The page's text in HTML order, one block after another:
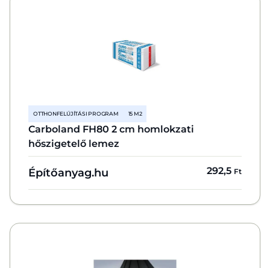
OTTHONFELÚJÍTÁSI PROGRAM 15 M2
Carboland FH80 2 cm homlokzati
hőszigetelő lemez
Építőanyag.hu 292,5 Ft